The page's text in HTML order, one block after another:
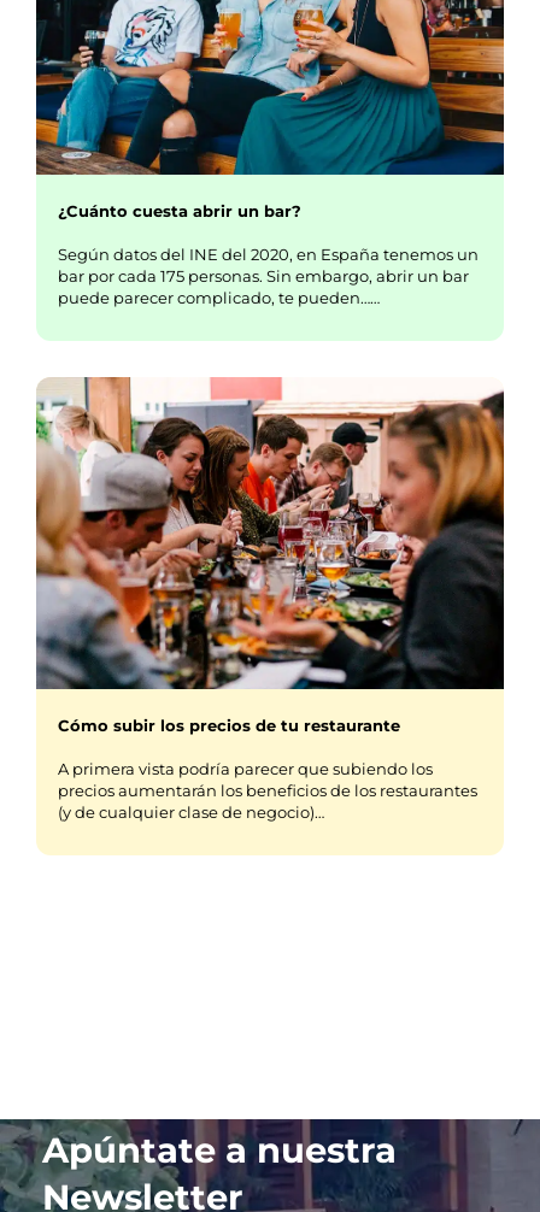
¿Cuánto cuesta abrir un bar?
Según datos del INE del 2020, en España tenemos un
bar por cada 175 personas. Sin embargo, abrir un bar
puede parecer complicado, te pueden……
Cómo subir los precios de tu restaurante
A primera vista podría parecer que subiendo los
precios aumentarán los beneficios de los restaurantes
(y de cualquier clase de negocio)…
Apúntate a nuestra
Newsletter